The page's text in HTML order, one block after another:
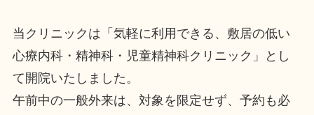
当クリニックは「気軽に利用できる、敷居の低い
心療内科・精神科・児童精神科クリニック」とし
て開院いたしました。
午前中の一般外来は、対象を限定せず、予約も必